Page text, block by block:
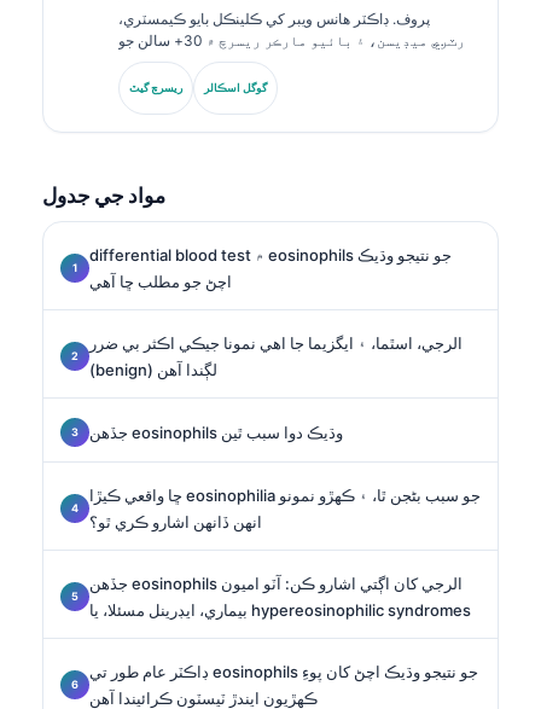
پروف. ڊاڪٽر هانس ويبر کي ڪلينڪل بايو ڪيمسٽري،
ليبارٽري ميڊيسن، ۽ بائيو مارڪر ريسرچ ۾ 30+ سالن جو
ماهرانه تجربو آهي. جرمن سوسائٽي فار ڪلينڪل ڪيمسٽري
جا اڳوڻا صدر، هو ڊائگنوسٽڪ پينل تجزئي، بائيو مارڪر معياري
ريسرچ گيٽ گوگل اسڪالر
مواد جي جدول
differential blood test ۾ eosinophils جو نتيجو وڌيڪ
اچڻ جو مطلب ڇا آهي
الرجي، اسٿما، ۽ ايگزيما جا اهي نمونا جيڪي اڪثر بي ضرر
(benign) لڳندا آهن
جڏهن eosinophils وڌيڪ دوا سبب ٿين
ڇا واقعي ڪيڙا eosinophilia جو سبب بڻجن ٿا، ۽ ڪهڙو نمونو
انهن ڏانهن اشارو ڪري ٿو؟
جڏهن eosinophils الرجي کان اڳتي اشارو ڪن: آٽو اميون
بيماري، ايڊرينل مسئلا، يا hypereosinophilic syndromes
ڊاڪٽر عام طور تي eosinophils جو نتيجو وڌيڪ اچڻ کان پوءِ
ڪهڙيون ايندڙ ٽيسٽون ڪرائيندا آهن